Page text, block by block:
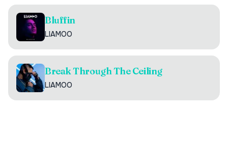
Bluffin
LIAMOO
Break Through The Ceiling
LIAMOO